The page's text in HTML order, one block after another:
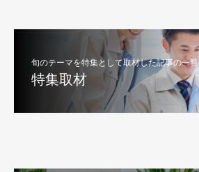
旬のテーマを特集として取材した記事の一覧
特集取材